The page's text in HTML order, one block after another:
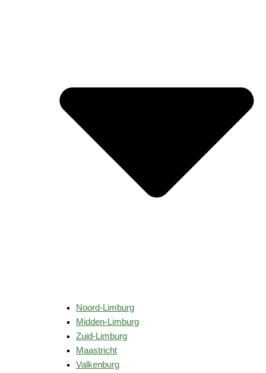
Noord-Limburg
Midden-Limburg
Zuid-Limburg
Maastricht
Valkenburg